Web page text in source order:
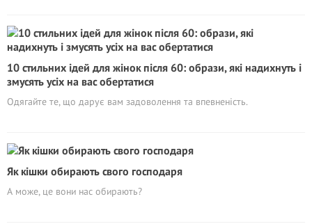
10 стильних ідей для жінок після 60: образи, які надихнуть і
змусять усіх на вас обертатися
Одягайте те, що дарує вам задоволення та впевненість.
Як кішки обирають свого господаря
А може, це вони нас обирають?